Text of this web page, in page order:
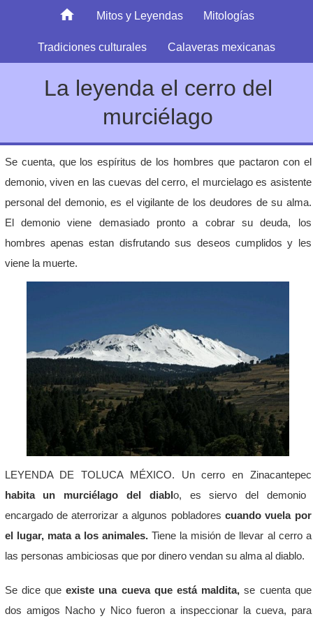
Mitos y Leyendas Mitologías
Tradiciones culturales Calaveras mexicanas
La leyenda el cerro del
murciélago
Se cuenta, que los espíritus de los hombres que pactaron con el
demonio, viven en las cuevas del cerro, el murcielago es asistente
personal del demonio, es el vigilante de los deudores de su alma.
El demonio viene demasiado pronto a cobrar su deuda, los
hombres apenas estan disfrutando sus deseos cumplidos y les
viene la muerte.
LEYENDA DE TOLUCA MÉXICO. Un cerro en Zinacantepec
habita un
murciélago del diabl o, es siervo del demonio
encargado de aterrorizar a algunos pobladores cuando vuela por
el lugar, mata a los animales. Tiene la misión de llevar al cerro a
las personas ambiciosas que por dinero vendan su alma al diablo.
Se dice queexiste una cueva que está maldita, se cuenta que
dos amigos Nacho y Nico fueron a inspeccionar la cueva, para